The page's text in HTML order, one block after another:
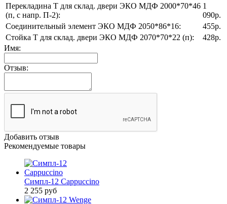
Перекладина Т для склад. двери ЭКО МДФ 2000*70*46
(п, с напр. П-2):
1
090р.
Соединительный элемент ЭКО МДФ 2050*86*16:
455р.
Стойка Т для склад. двери ЭКО МДФ 2070*70*22 (п):
428р.
Имя:
Отзыв:
Добавить отзыв
Рекомендуемые товары
Симпл-12 Cappuccino
2 255 руб